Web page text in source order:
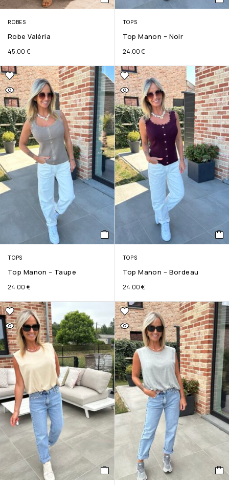
ROBES
Robe Valéria
45.00 €
TOPS
Top Manon – Noir
24.00€
TOPS
Top Manon – Taupe
24.00 €
TOPS
Top Manon – Bordeau
24.00€